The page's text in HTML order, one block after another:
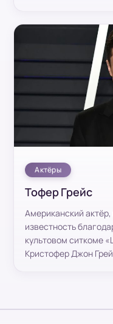
Актёры
Тофер Грейс
Американский
известность
культовом ситкоме
Кристофер Джон